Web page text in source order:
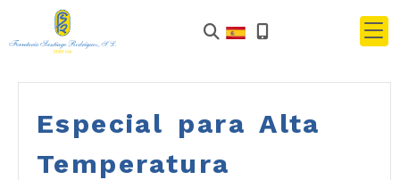
Especial para Alta
Temperatura